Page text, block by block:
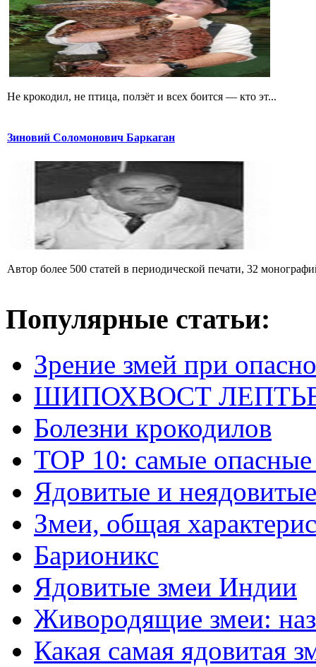
Не крокодил, не птица, ползёт и всех боится — кто эт...
Зиновий Соломонович Баркаган
Автор более 500 статей в периодической печати, 32
Популярные статьи:
Зрение змей при
ШИПОХВОСТ
Болезни крокодилов
TOP 10: самые
Ядовитые и
Змеи, общая
Барионикс
Ядовитые змеи Индии
Живородящие змеи:
Какая самая ядовитая